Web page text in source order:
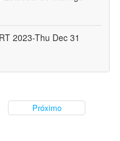
2023-Thu Dec 31
Próximo